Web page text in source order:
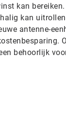
kan
kan
antenne-
behoorlijk